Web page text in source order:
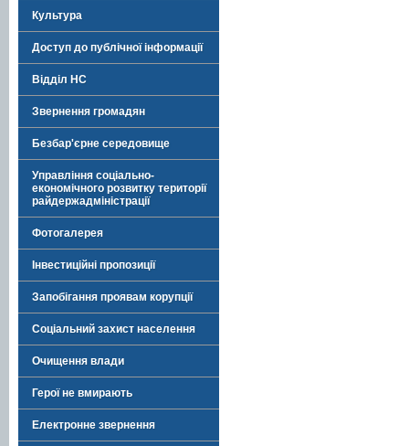
Культура
Доступ до публічної інформації
Відділ НС
Звернення громадян
Безбар'єрне середовище
Управління соціально-
економічного розвитку території
райдержадміністрації
Фотогалерея
Інвестиційні пропозиції
Запобігання проявам корупції
Соціальний захист населення
Очищення влади
Герої не вмирають
Електронне звернення